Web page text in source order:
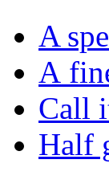
A
A
Call
Half